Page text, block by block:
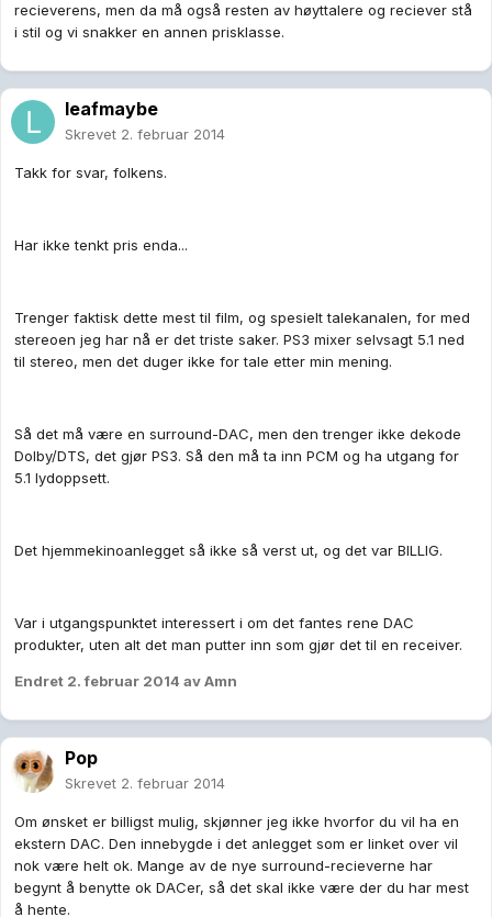
recieverens, men da må også resten av høyttalere og reciever stå
i stil og vi snakker en annen prisklasse.
leafmaybe
Skrevet 2. februar 2014
Takk for svar, folkens.
Har ikke tenkt pris enda...
Trenger faktisk dette mest til film, og spesielt talekanalen, for med
stereoen jeg har nå er det triste saker. PS3 mixer selvsagt 5.1 ned
til stereo, men det duger ikke for tale etter min mening.
Så det må være en surround-DAC, men den trenger ikke dekode
Dolby/DTS, det gjør PS3. Så den må ta inn PCM og ha utgang for
5.1 lydoppsett.
Det hjemmekinoanlegget så ikke så verst ut, og det var BILLIG.
Var i utgangspunktet interessert i om det fantes rene DAC
produkter, uten alt det man putter inn som gjør det til en receiver.
Endret 2. februar 2014 av Amn
Pop
Skrevet 2. februar 2014
Om ønsket er billigst mulig, skjønner jeg ikke hvorfor du vil ha en
ekstern DAC. Den innebygde i det anlegget som er linket over vil
nok være helt ok. Mange av de nye surround-recieverne har
begynt å benytte ok DACer, så det skal ikke være der du har mest
å hente.